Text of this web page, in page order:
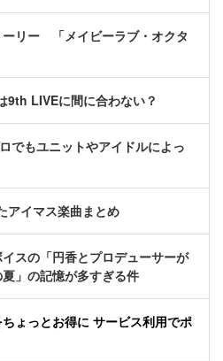
リー 「メイビーラブ・オクタ
LIVEに間に合わない？
でもユニットやアイドルによっ
イマス楽曲まとめ
イスの「円香とプロデューサーが
」の記憶が多すぎる件
ちょっとお得に サービス利用でポ